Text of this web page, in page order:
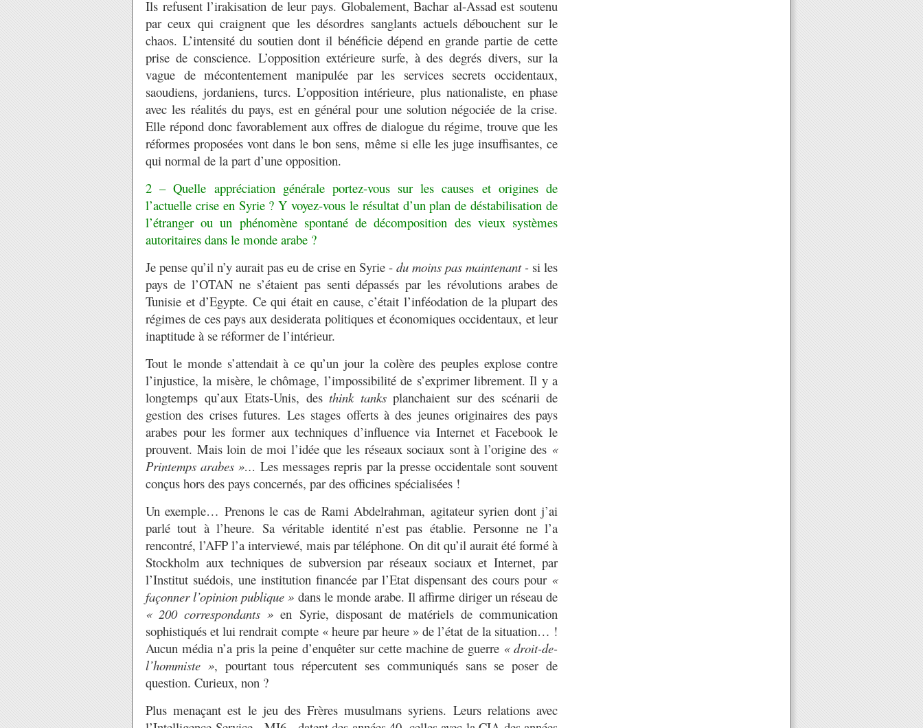
Ils refusent l’irakisation de leur pays. Globalement, Bachar al-Assad est soutenu
par ceux qui craignent que les désordres sanglants actuels débouchent sur le
chaos. L’intensité du soutien dont il bénéficie dépend en grande partie de cette
prise de conscience. L’opposition extérieure surfe, à des degrés divers, sur la
vague de mécontentement manipulée par les services secrets occidentaux,
saoudiens, jordaniens, turcs. L’opposition intérieure, plus nationaliste, en phase
avec les réalités du pays, est en général pour une solution négociée de la crise.
Elle répond donc favorablement aux offres de dialogue du régime, trouve que les
réformes proposées vont dans le bon sens, même si elle les juge insuffisantes, ce
qui normal de la part d’une opposition.
2 – Quelle appréciation générale portez-vous sur les causes et origines de
l’actuelle crise en Syrie ? Y voyez-vous le résultat d’un plan de déstabilisation de
l’étranger ou un phénomène spontané de décomposition des vieux systèmes
autoritaires dans le monde arabe ?
Je pense qu’il n’y aurait pas eu de crise en Syrie - du moins pas maintenant - si les
pays de l’OTAN ne s’étaient pas senti dépassés par les révolutions arabes de
Tunisie et d’Egypte. Ce qui était en cause, c’était l’inféodation de la plupart des
régimes de ces pays aux desiderata politiques et économiques occidentaux, et leur
inaptitude à se réformer de l’intérieur.
Tout le monde s’attendait à ce qu’un jour la colère des peuples explose contre
l’injustice, la misère, le chômage, l’impossibilité de s’exprimer librement. Il y a
longtemps qu’aux Etats-Unis, des think tanksplanchaient sur des scénarii de
gestion des crises futures. Les stages offerts à des jeunes originaires des pays
arabes pour les former aux techniques d’influence via Internet et Facebook le
prouvent. Mais loin de moi l’idée que les réseaux sociaux sont à l’origine des «
Printemps arabes »… Les messages repris par la presse occidentale sont souvent
conçus hors des pays concernés, par des officines spécialisées !
Un exemple… Prenons le cas de Rami Abdelrahman, agitateur syrien dont j’ai
parlé tout à l’heure. Sa véritable identité n’est pas établie. Personne ne l’a
rencontré, l’AFP l’a interviewé, mais par téléphone. On dit qu’il aurait été formé à
Stockholm aux techniques de subversion par réseaux sociaux et Internet, par
l’Institut suédois, une institution financée par l’Etat dispensant des cours pour «
façonner l’opinion publique » dans le monde arabe. Il affirme diriger un réseau de
« 200 correspondants » en Syrie, disposant de matériels de communication
sophistiqués et lui rendrait compte « heure par heure » de l’état de la situation… !
Aucun média n’a pris la peine d’enquêter sur cette machine de guerre « droit-de-
l’hommiste », pourtant tous répercutent ses communiqués sans se poser de
question. Curieux, non ?
Plus menaçant est le jeu des Frères musulmans syriens. Leurs relations avec